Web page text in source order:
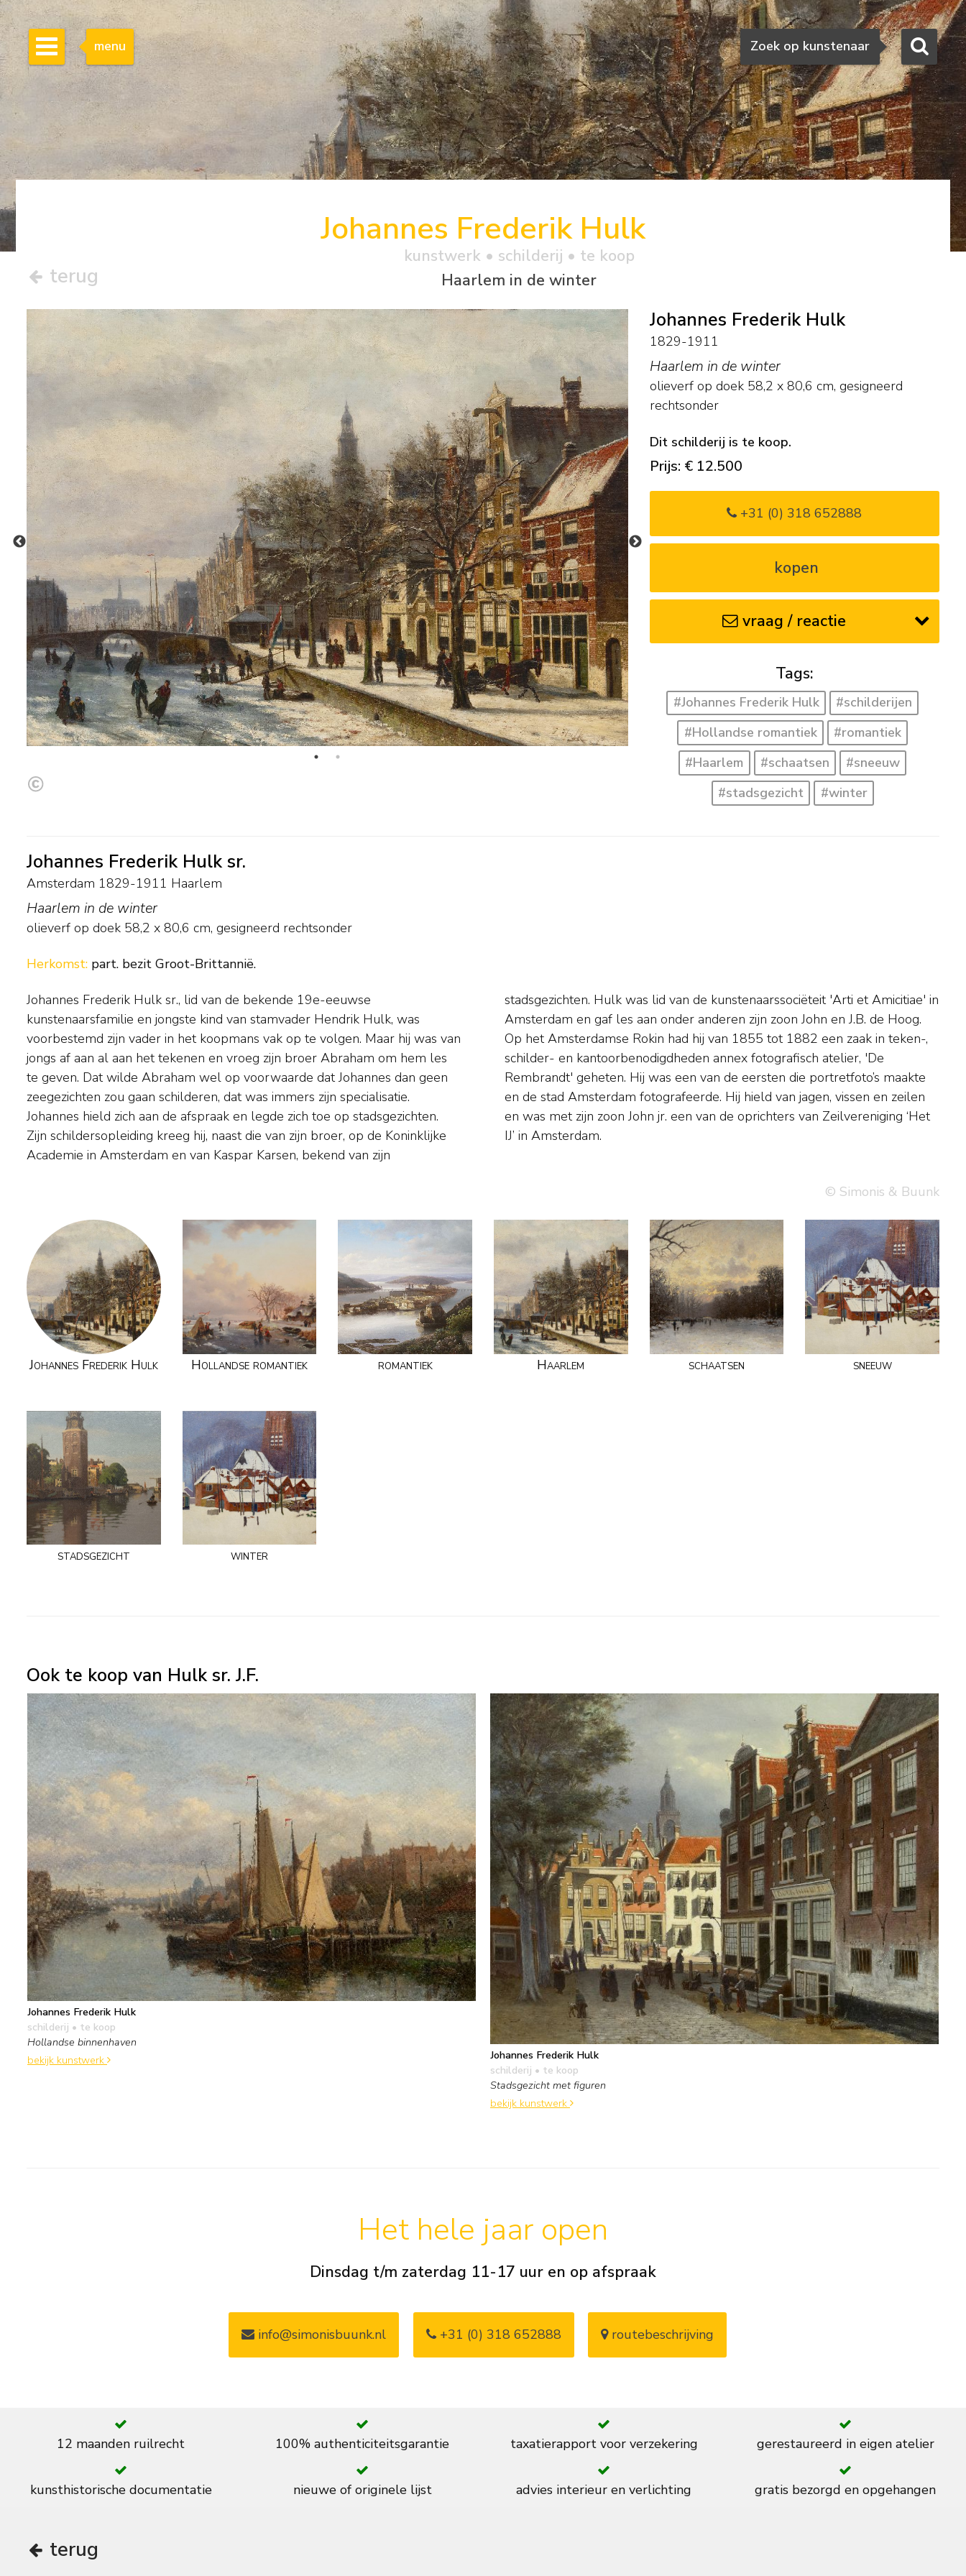
Zoeken
Zoek op kunstenaar
menu
terug
Johannes Frederik Hulk
kunstwerk • schilderij • te koop
Haarlem in de winter
Johannes Frederik Hulk
1829-1911
Haarlem in de winter
olieverf op doek 58,2 x 80,6 cm, gesigneerd
rechtsonder
Dit schilderij is te koop.
Prijs: € 12.500
+31 (0) 318 652888
kopen
vraag / reactie
Tags:
#Johannes Frederik Hulk
#schilderijen
#Hollandse romantiek
#romantiek
#Haarlem
#schaatsen
#sneeuw
#stadsgezicht
#winter
Johannes Frederik Hulk sr.
Amsterdam 1829-1911 Haarlem
Haarlem in de winter
olieverf op doek 58,2 x 80,6 cm, gesigneerd rechtsonder
Herkomst: part. bezit Groot-Brittannië.
Johannes Frederik Hulk sr., lid van de bekende 19e-eeuwse
kunstenaarsfamilie en jongste kind van stamvader Hendrik Hulk, was
voorbestemd zijn vader in het koopmans vak op te volgen. Maar hij was van
jongs af aan al aan het tekenen en vroeg zijn broer Abraham om hem les
te geven. Dat wilde Abraham wel op voorwaarde dat Johannes dan geen
zeegezichten zou gaan schilderen, dat was immers zijn specialisatie.
Johannes hield zich aan de afspraak en legde zich toe op stadsgezichten.
Zijn schildersopleiding kreeg hij, naast die van zijn broer, op de Koninklijke
Academie in Amsterdam en van Kaspar Karsen, bekend van zijn
stadsgezichten. Hulk was lid van de kunstenaarssociëteit 'Arti et Amicitiae' in
Amsterdam en gaf les aan onder anderen zijn zoon John en J.B. de Hoog.
Op het Amsterdamse Rokin had hij van 1855 tot 1882 een zaak in teken-,
schilder- en kantoorbenodigdheden annex fotografisch atelier, 'De
Rembrandt' geheten. Hij was een van de eersten die portretfoto’s maakte
en de stad Amsterdam fotografeerde. Hij hield van jagen, vissen en zeilen
en was met zijn zoon John jr. een van de oprichters van Zeilvereniging ‘Het
IJ’ in Amsterdam.
© Simonis & Buunk
Johannes Frederik Hulk Hollandse romantiek romantiek Haarlem schaatsen sneeuw
stadsgezicht winter
Ook te koop van Hulk sr. J.F.
Johannes Frederik Hulk
schilderij • te koop
Hollandse binnenhaven
bekijk kunstwerk
Johannes Frederik Hulk
schilderij • te koop
Stadsgezicht met figuren
bekijk kunstwerk
Het hele jaar open
Dinsdag t/m zaterdag 11-17 uur en op afspraak
info@simonisbuunk.nl +31 (0) 318 652888 routebeschrijving
12 maanden ruilrecht 100% authenticiteitsgarantie taxatierapport voor verzekering gerestaureerd in eigen atelier
kunsthistorische documentatie nieuwe of originele lijst advies interieur en verlichting gratis bezorgd en opgehangen
terug